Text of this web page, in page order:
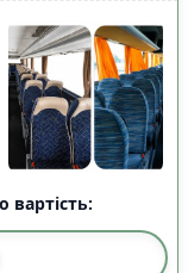
вартість: